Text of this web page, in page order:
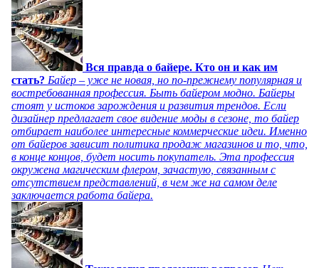
Вся правда о байере. Кто он и как им
стать? Байер – уже не новая, но по-прежнему популярная и
востребованная профессия. Быть байером модно. Байеры
стоят у истоков зарождения и развития трендов. Если
дизайнер предлагает свое видение моды в сезоне, то байер
отбирает наиболее интересные коммерческие идеи. Именно
от байеров зависит политика продаж магазинов и то, что,
в конце концов, будет носить покупатель. Эта профессия
окружена магическим флером, зачастую, связанным с
отсутствием представлений, в чем же на самом деле
заключается работа байера.